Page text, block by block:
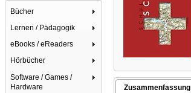
Bücher
Lernen / Pädagogik
eBooks / eReaders
Hörbücher
Software / Games /
Hardware
Zusammenfassung